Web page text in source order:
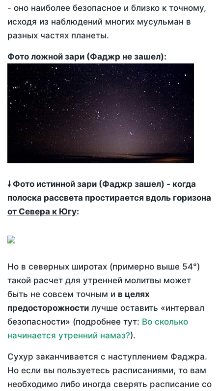
- оно наиболее безопасное и близко к точному,
исходя из наблюдений многих мусульман в
разных частях планеты.
Фото ложной зари (Фаджр не зашел):
🠗 Фото истинной зари (Фаджр зашел) - когда
полоска рассвета простирается вдоль горизона
от Севера к Югу:
Но в северных широтах (примерно выше 54°)
такой расчет для утренней молитвы может
быть не совсем точным и в целях
предосторожности лучше оставить «интервал
безопасности» (подробнее тут: Во сколько
начинается утренний намаз?).
Сухур заканчивается с наступлением Фаджра.
Но если вы пользуетесь расписаниями, то вам
необходимо либо иногда сверять расписание со